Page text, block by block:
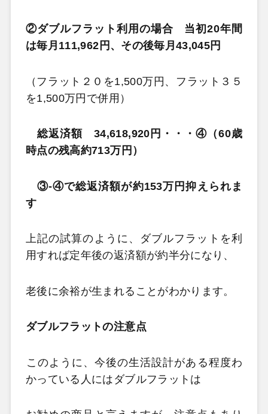
②ダブルフラット利用の場合 当初20年間
は毎月111,962円、その後毎月43,045円
（フラット２０を1,500万円、フラット３５
を1,500万円で併用）
総返済額 34,618,920円・・・④ （60歳
時点の残高約713万円）
③-④で総返済額が約153万円抑えられま
す
上記の試算のように、ダブルフラットを利
用すれば定年後の返済額が約半分になり、
老後に余裕が生まれることがわかります。
ダブルフラットの注意点
このように、今後の生活設計がある程度わ
かっている人にはダブルフラットは